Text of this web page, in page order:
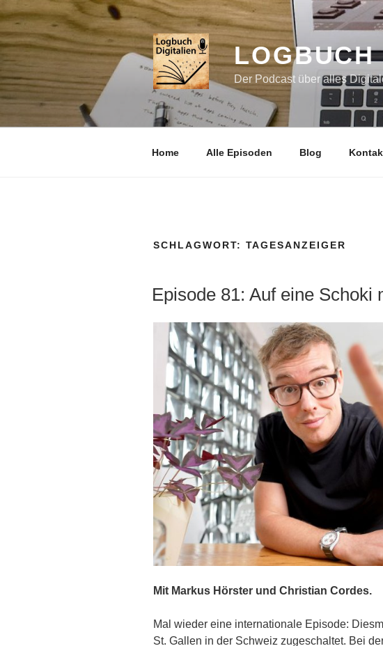
Inhalt
springen
Der Podcast über alles
Home Alle Episoden Blog
SCHLAGWORT: TAGESANZEIGER
Episode 81: Auf eine Schoki
Mit Markus Hörster und Christian Cordes.
Mal wieder eine internationale Episode:
St. Gallen in der Schweiz zugeschaltet. Bei